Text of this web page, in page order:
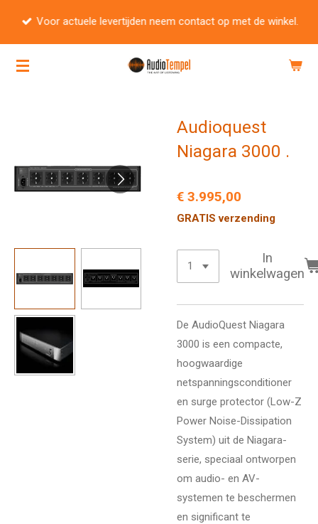
de
Voor actuele levertijden neem contact op met de winkel.
Audioquest
Niagara 3000 .
€ 3.995,00
GRATIS verzending
In
winkelwagen
De AudioQuest Niagara
3000 is een compacte,
hoogwaardige
netspanningsconditioner
en surge protector (Low-Z
Power Noise-Dissipation
System) uit de Niagara-
serie, speciaal ontworpen
om audio- en AV-
systemen te beschermen
en significant te